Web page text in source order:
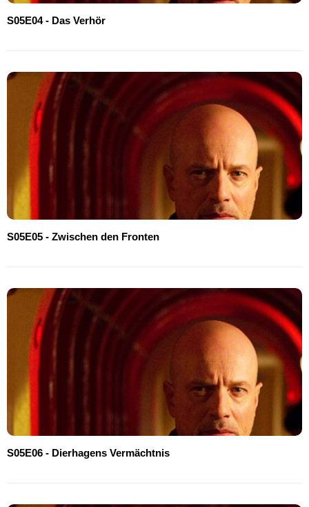
S05E04 - Das Verhör
S05E05 - Zwischen den Fronten
S05E06 - Dierhagens Vermächtnis